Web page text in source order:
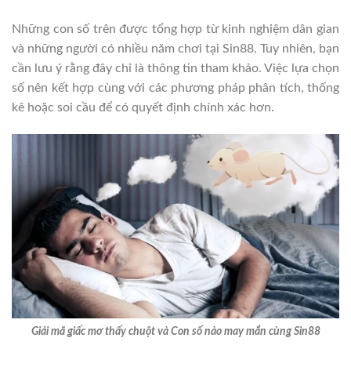
Những con số trên được tổng hợp từ kinh nghiệm dân gian
và những người có nhiều năm chơi tại Sin88. Tuy nhiên, bạn
cần lưu ý rằng đây chỉ là thông tin tham khảo. Việc lựa chọn
số nên kết hợp cùng với các phương pháp phân tích, thống
kê hoặc soi cầu để có quyết định chính xác hơn.
Giải mã giấc mơ thấy chuột và Con số nào may mắn cùng Sin88